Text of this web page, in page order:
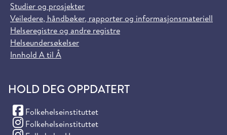
Studier og prosjekter
Veiledere, håndbøker, rapporter og informasjonsmateriell
Helseregistre og andre registre
Helseundersøkelser
Innhold A til Å
HOLD DEG OPPDATERT
Folkehelseinstituttet
(Facebook)
Folkehelseinstituttet
(Instagram)